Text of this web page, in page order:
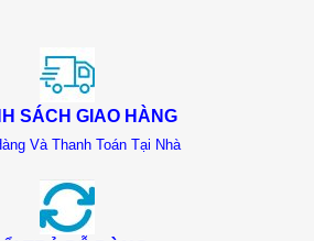
SÁCH GIAO HÀNG
Và Thanh Toán Tại Nhà